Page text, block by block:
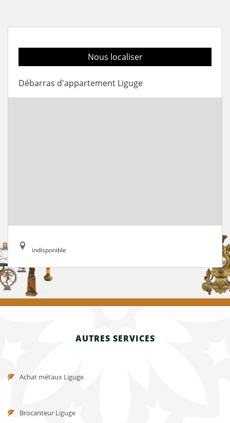
Nous localiser
Débarras d'appartement Liguge
indisponible
AUTRES SERVICES
Achat métaux Liguge
Brocanteur Liguge